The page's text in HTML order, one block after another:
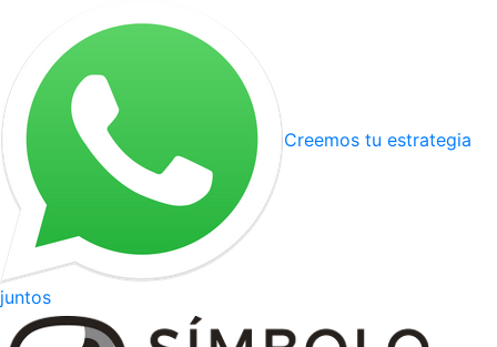
Creemos tu estrategia
juntos